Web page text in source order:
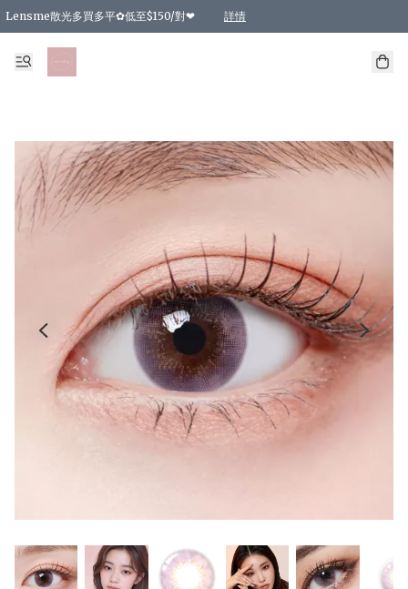
Lensme散光多買多平✿低至$150/對❤ 詳情
台灣Karacon⁩✧日拋 特價清貨❁⃘
日本韓國多款日/月拋現貨☼ 特價❤︎數量有限 售完即止
🇰🇷韓國多款月拋現貨 特價兩對$99✿數量有限 售完即止♫
精選商品，任選買2件或以上9 折；買4件或以上85 折；買6件或以上8 折
精選商品，任選買2件HKD 140.00；買4件HKD 260.00
精選商品，任選買2件HKD 190.00；買4件HKD 360.00
精選商品，任選買2件HKD 110.00；買4件HKD 180.00
精選商品，任選買2件HKD 170.00；買4件HKD 320.00
精選商品，任選買2件或以上減HKD 148.00
精選商品，任選買2件或以上減HKD 148.00
精選商品，任選買2件或以上95 折；買4件或以上9 折；買6件或以上85 折；買8件
精選商品，任選買12件或以上87 折
精選商品，任選買2件或以上減HKD 16.00；買4件或以上減HKD 32.00；買6
精選商品，任選買2件或以上95 折；買4件或以上9 折；買8件或以上85 折；買12
購物滿 HKD 800.00即享免運費優惠！（適用於 特定的送貨方式 )